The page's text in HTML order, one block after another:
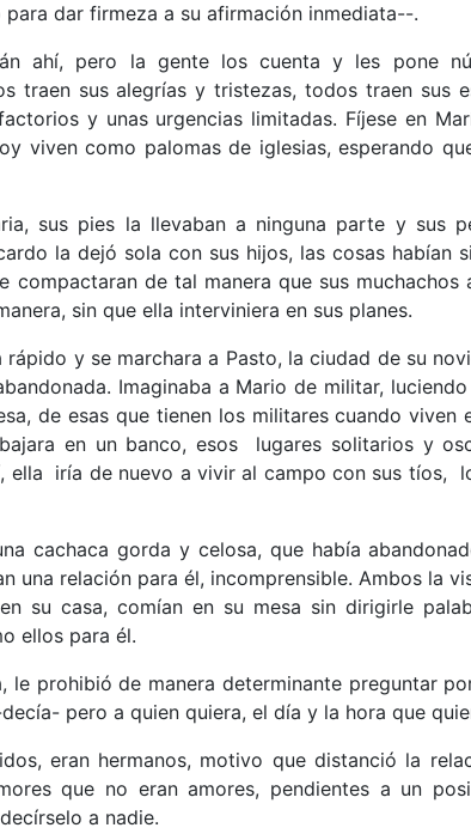
dar firmeza a su afirmación inmediata--.
ahí, pero la gente los cuenta y les pone
traen sus alegrías y tristezas, todos traen sus
y unas urgencias limitadas. Fíjese en
viven como palomas de iglesias, esperando
sus pies la llevaban a ninguna parte y sus
la dejó sola con sus hijos, las cosas habían
compactaran de tal manera que sus muchachos
sin que ella interviniera en sus planes.
rápido y se marchara a Pasto, la ciudad de su
Imaginaba a Mario de militar,
de esas que tienen los militares cuando viven
en un banco, esos lugares solitarios y
ella iría de nuevo a vivir al campo con sus tíos,
cachaca gorda y celosa, que había
una relación para él, incomprensible. Ambos la
su casa, comían en su mesa sin dirigirle
ellos para él.
le prohibió de manera determinante preguntar
pero a quien quiera, el día y la hora que
eran hermanos, motivo que distanció la
que no eran amores, pendientes a un
a nadie.